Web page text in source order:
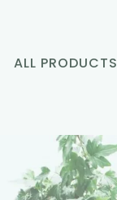
ALL PRODUCTS